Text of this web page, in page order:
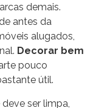
demais.
antes da
alugados,
Decorar bem
pouco
útil.
deve ser limpa,